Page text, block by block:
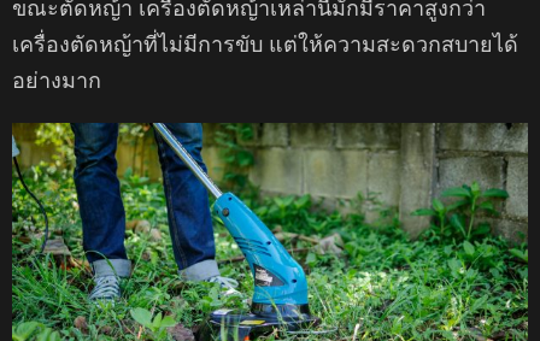
ขณะตัดหญ้า เครื่องตัดหญ้าเหล่านี้มักมีราคาสูงกว่า
เครื่องตัดหญ้าที่ไม่มีการขับ แต่ให้ความสะดวกสบายได้
อย่างมาก